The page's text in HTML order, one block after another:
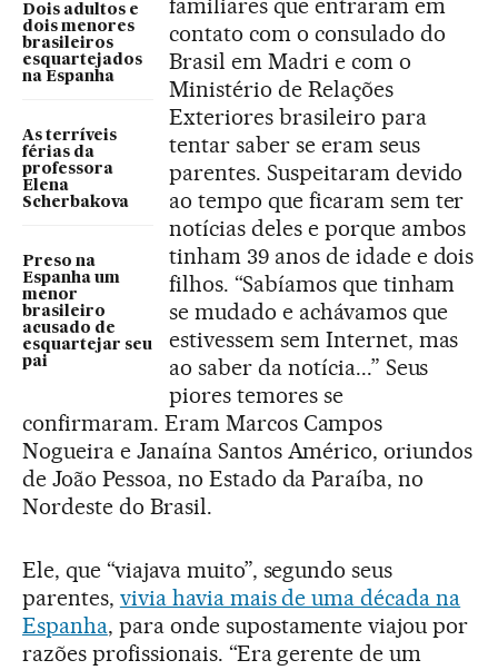
Dois adultos e
dois menores
brasileiros
esquartejados
na Espanha
As terríveis
férias da
professora
Elena
Scherbakova
Preso na
Espanha um
menor
brasileiro
acusado de
esquartejar seu
pai
contato com o consulado do
Brasil em Madri e com o
Ministério de Relações
Exteriores brasileiro para
tentar saber se eram seus
parentes. Suspeitaram devido
ao tempo que ficaram sem ter
notícias deles e porque ambos
tinham 39 anos de idade e dois
filhos. “Sabíamos que tinham
se mudado e achávamos que
estivessem sem Internet, mas
ao saber da notícia...” Seus
piores temores se
confirmaram. Eram Marcos Campos
Nogueira e Janaína Santos Américo, oriundos
de João Pessoa, no Estado da Paraíba, no
Nordeste do Brasil.
Ele, que “viajava muito”, segundo seus
parentes, vivia havia mais de uma década na
Espanha, para onde supostamente viajou por
razões profissionais. “Era gerente de um